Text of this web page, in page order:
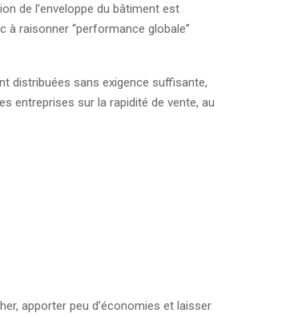
de l’enveloppe du bâtiment est
à raisonner “performance globale”
distribuées sans exigence suffisante,
entreprises sur la rapidité de vente, au
apporter peu d’économies et laisser